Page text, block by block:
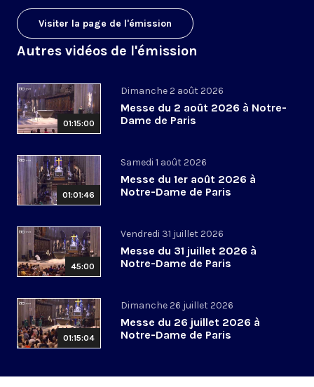
Visiter la page de l'émission
Autres vidéos de l'émission
01:15:00
Dimanche 2 août 2026
Messe du 2 août 2026 à Notre-
Dame de Paris
01:01:46
Samedi 1 août 2026
Messe du 1er août 2026 à
Notre-Dame de Paris
45:00
Vendredi 31 juillet 2026
Messe du 31 juillet 2026 à
Notre-Dame de Paris
01:15:04
Dimanche 26 juillet 2026
Messe du 26 juillet 2026 à
Notre-Dame de Paris